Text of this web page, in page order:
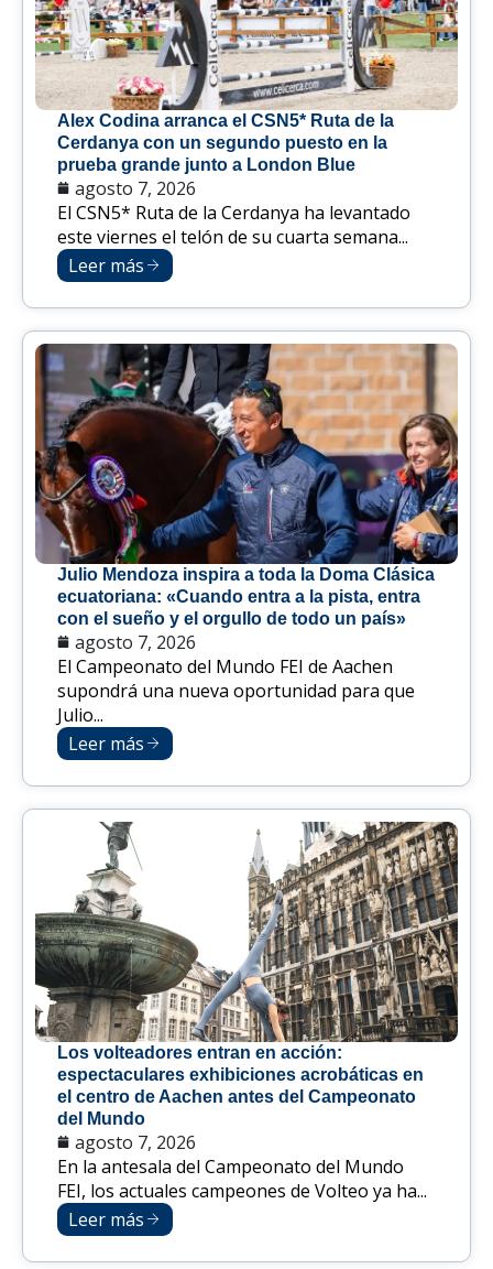
Alex Codina arranca el CSN5* Ruta de la
Cerdanya con un segundo puesto en la
prueba grande junto a London Blue
agosto 7, 2026
El CSN5* Ruta de la Cerdanya ha levantado
este viernes el telón de su cuarta semana...
Leer más
Julio Mendoza inspira a toda la Doma Clásica
ecuatoriana: «Cuando entra a la pista, entra
con el sueño y el orgullo de todo un país»
agosto 7, 2026
El Campeonato del Mundo FEI de Aachen
supondrá una nueva oportunidad para que
Julio...
Leer más
Los volteadores entran en acción:
espectaculares exhibiciones acrobáticas en
el centro de Aachen antes del Campeonato
del Mundo
agosto 7, 2026
En la antesala del Campeonato del Mundo
FEI, los actuales campeones de Volteo ya ha...
Leer más